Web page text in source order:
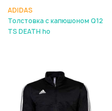
ADIDAS
Толстовка с капюшоном Q12
TS DEATH ho